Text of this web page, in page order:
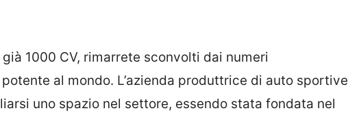
1000 CV, rimarrete sconvolti dai numeri
al mondo. L’azienda produttrice di auto sportive
uno spazio nel settore, essendo stata fondata nel